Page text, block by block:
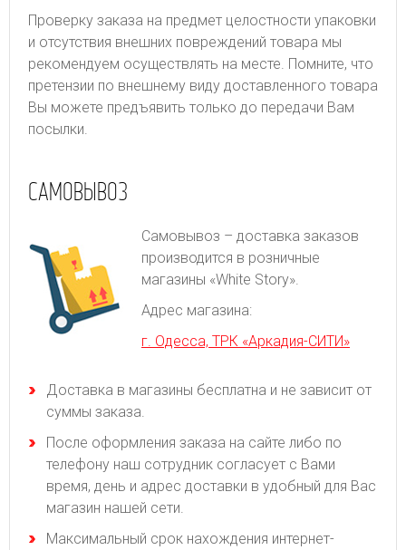
Проверку заказа на предмет целостности упаковки
и отсутствия внешних повреждений товара мы
рекомендуем осуществлять на месте. Помните, что
претензии по внешнему виду доставленного товара
Вы можете предъявить только до передачи Вам
посылки.
САМОВЫВОЗ
Самовывоз – доставка заказов
производится в розничные
магазины «White Story».
Адрес магазина:
г. Одесса, ТРК «Аркадия-СИТИ»
Доставка в магазины бесплатна и не зависит от
суммы заказа.
После оформления заказа на сайте либо по
телефону наш сотрудник согласует с Вами
время, день и адрес доставки в удобный для Вас
магазин нашей сети.
Максимальный срок нахождения интернет-